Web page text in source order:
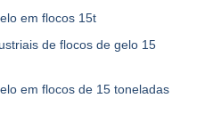
em flocos 15t
de flocos de gelo 15
em flocos de 15 toneladas